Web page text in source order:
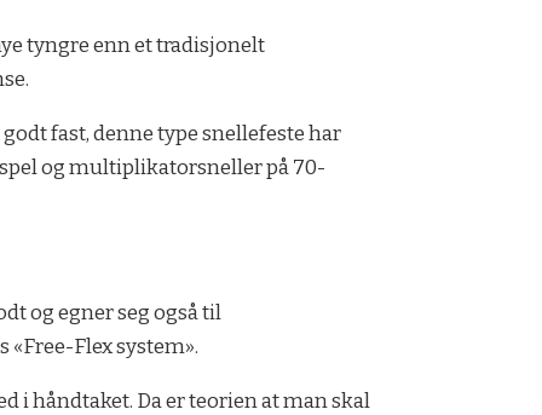
tyngre enn et tradisjonelt
fast, denne type snellefeste har
og multiplikatorsneller på 70-
og egner seg også til
Flex system».
i håndtaket. Da er teorien at man skal